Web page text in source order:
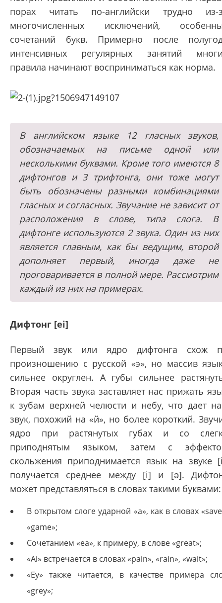
порах читать по-английски трудно из-
многочисленных исключений,
сочетаний букв. Примерно после
интенсивных регулярных занятий
правила начинают восприниматься как норма.
В английском языке 12 гласных звуков,
обозначаемых на письме одной или
несколькими буквами. Кроме того имеются 8
дифтонгов и 3 трифтонга, они тоже могут
быть обозначены разными комбинациями
гласных и согласных. Звучание не зависит от
расположения в слове, типа слога. В
дифтонге используются 2 звука. Один из них
является главным, как бы ведущим, второй
дополняет первый, иногда даже не
проговаривается в полной мере. Рассмотрим
каждый из них на примерах.
Дифтонг [ei]
Первый звук или ядро дифтонга схож
произношению с русской «э», но массив
сильнее округлен. А губы сильнее
Вторая часть звука заставляет нас прижать
к зубам верхней челюсти и небу, что дает
звук, похожий на «й», но более короткий.
ядро при растянутых губах и со
приподнятым языком, затем с
скольжения приподнимается язык на звуке
получается среднее между [i] и [ə].
может представляться в словах такими буквами:
В открытом слоге ударной «a», как в словах
«game»;
Сочетанием «ea», к примеру, в слове «great»;
«Ai» встречается в словах «pain», «rain», «wait»;
«Ey» также читается, в качестве примера
«grey»;